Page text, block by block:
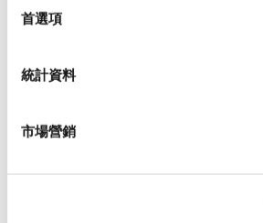
首選項
統計資料
市場營銷
機械規格